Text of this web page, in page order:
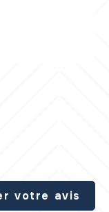
votre avis